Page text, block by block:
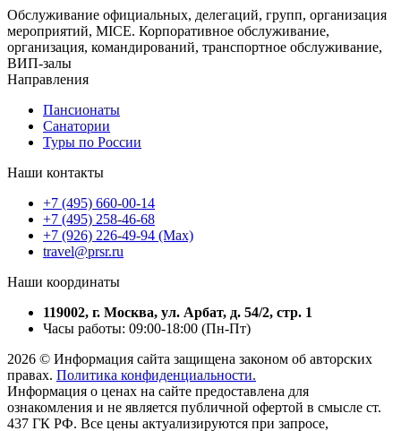
Обслуживание официальных, делегаций, групп, организация
мероприятий, MICE. Корпоративное обслуживание,
организация, командирований, транспортное обслуживание,
ВИП-залы
Направления
Пансионаты
Санатории
Туры по России
Наши контакты
+7 (495) 660-00-14
+7 (495) 258-46-68
+7 (926) 226-49-94 (Max)
travel@prsr.ru
Наши координаты
119002, г. Москва, ул. Арбат, д. 54/2, стр. 1
Часы работы: 09:00-18:00 (Пн-Пт)
2026 © Информация сайта защищена законом об авторских
правах. Политика конфиденциальности.
Информация о ценах на сайте предоставлена для
ознакомления и не является публичной офертой в смысле ст.
437 ГК РФ. Все цены актуализируются при запросе,